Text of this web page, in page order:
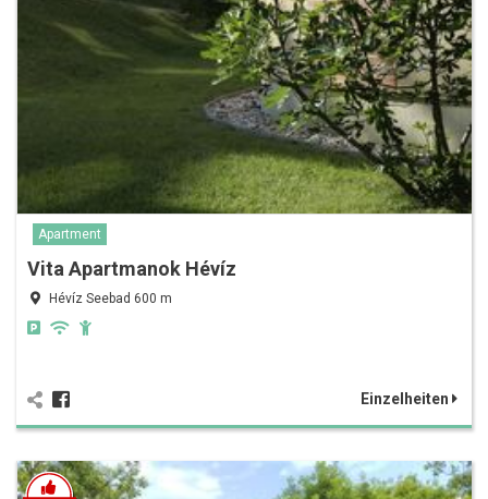
Apartment
Vita Apartmanok Hévíz
Hévíz Seebad 600 m
Einzelheiten